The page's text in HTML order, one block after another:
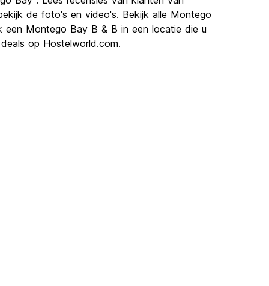
de foto's en video's. Bekijk alle Montego
Montego Bay B & B in een locatie die u
op Hostelworld.com.